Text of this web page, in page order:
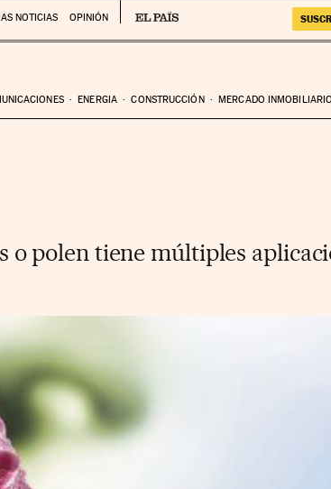
NOTICIAS OPINIÓN
ENERGIA CONSTRUCCIÓN MERCADO INMOBILIARIO
o polen tiene múltiples